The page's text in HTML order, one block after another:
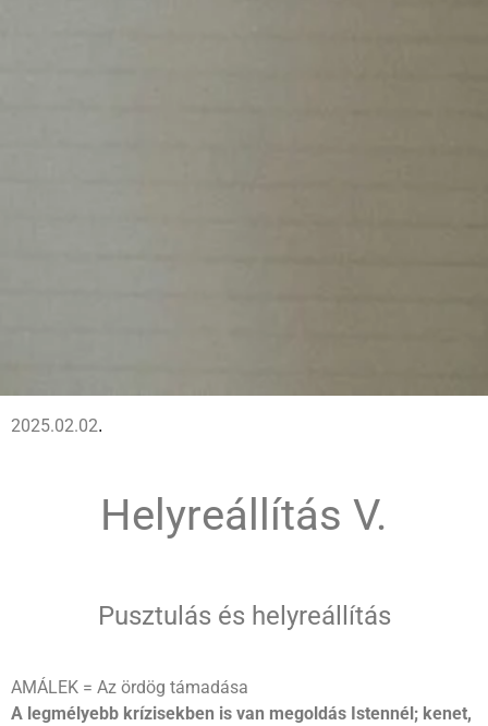
2025.02.02.
Helyreállítás V.
Pusztulás és helyreállítás
AMÁLEK = Az ördög támadása
A legmélyebb krízisekben is van megoldás Istennél; kenet,